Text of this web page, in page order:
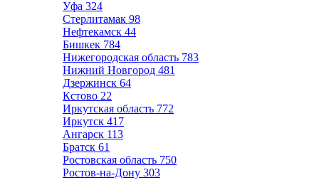
Уфа 324
Стерлитамак 98
Нефтекамск 44
Бишкек 784
Нижегородская область 783
Нижний Новгород 481
Дзержинск 64
Кстово 22
Иркутская область 772
Иркутск 417
Ангарск 113
Братск 61
Ростовская область 750
Ростов-на-Дону 303